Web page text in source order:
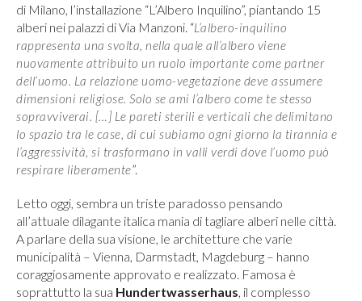
di Milano, l’installazione “L’Albero Inquilino”, piantando 15
alberi nei palazzi di Via Manzoni. “L ’albero-inquilino
rappresenta una svolta, nella quale all’albero viene
nuovamente attribuito un ruolo importante come partner
dell’uomo. La relazione uomo-vegetazione deve assumere
dimensioni religiose. Solo se ami l’albero come te stesso
sopravviverai. […] Le pareti sterili e verticali che delimitano
lo spazio tra le case, di cui subiamo ogni giorno la tirannia e
l’aggressività, si trasformano in valli verdi dove l’uomo può
respirare liberamente”.
Letto oggi, sembra un triste paradosso pensando
all’attuale dilagante italica mania di tagliare alberi nelle città.
A parlare della sua visione, le architetture che varie
municipalità – Vienna, Darmstadt, Magdeburg – hanno
coraggiosamente approvato e realizzato. Famosa è
soprattutto la sua Hundertwasserhaus, il complesso